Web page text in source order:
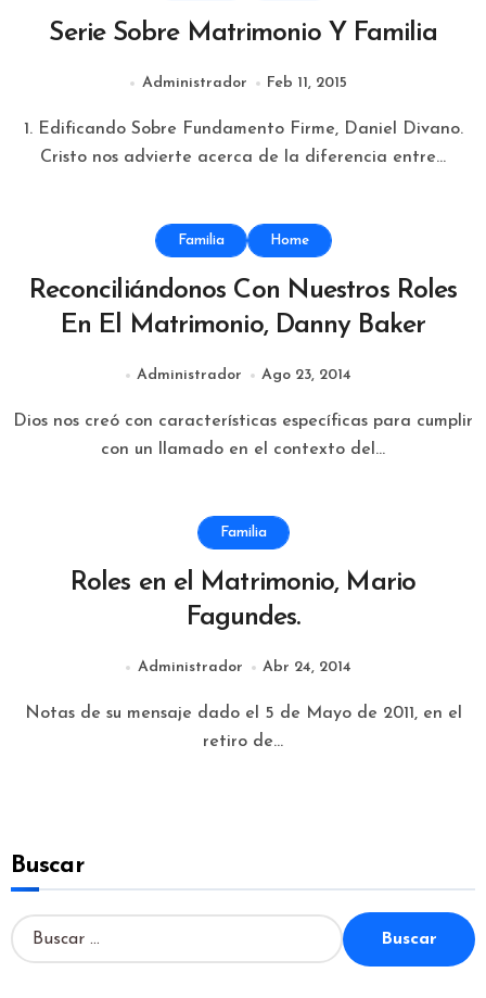
Serie Sobre Matrimonio Y Familia
Administrador Feb 11, 2015
1. Edificando Sobre Fundamento Firme, Daniel Divano.
Cristo nos advierte acerca de la diferencia entre...
Familia Home
Reconciliándonos Con Nuestros Roles
En El Matrimonio, Danny Baker
Administrador Ago 23, 2014
Dios nos creó con características específicas para cumplir
con un llamado en el contexto del...
Familia
Roles en el Matrimonio, Mario
Fagundes.
Administrador Abr 24, 2014
Notas de su mensaje dado el 5 de Mayo de 2011, en el
retiro de...
Buscar
B
u